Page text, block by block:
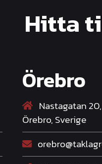
Hitta
Örebro
Nastagatan
Örebro, Sverige